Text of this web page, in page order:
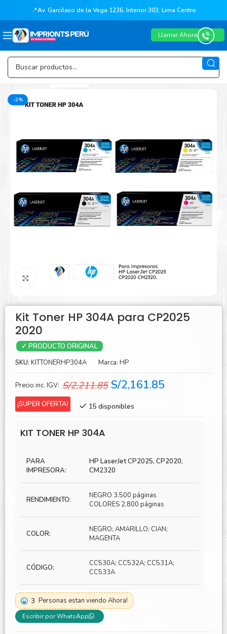
📍Av. Garcilaso de la Vega 1236, Interior 303, Lima Centro
Llamar Ahora
-2%
Agrandar
Kit Toner HP 304A para CP2025
2020
✓ PRODUCTO ORIGINAL
SKU: KITTONERHP304A Marca: HP
Precio inc. IGV: S/2,211.85 El
original
S/2,161.85El
¡SUPER OFERTA! 15 disponibles
KIT TONER HP 304A
PARA
IMPRESORA:
HP LaserJet CP2025, CP2020,
CM2320
RENDIMIENTO:
NEGRO 3.500 páginas
COLORES 2.800 páginas
COLOR:
NEGRO; AMARILLO; CIAN;
MAGENTA
CÓDIGO:
CC530A; CC532A; CC531A;
CC533A
3 Personas estan viendo Ahora!
Escribir por WhatsApp